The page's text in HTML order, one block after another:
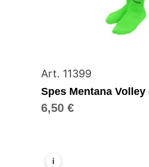
Art. 11399
Spes Mentana Volley
6,50€
i